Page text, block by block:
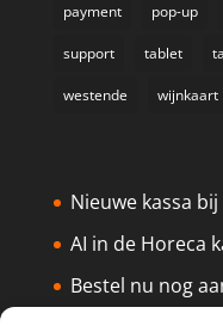
payment pop-up
support tablet
westende wijnkaart
Nieuwe kassa bij
AI in de Horeca
Bestel nu nog